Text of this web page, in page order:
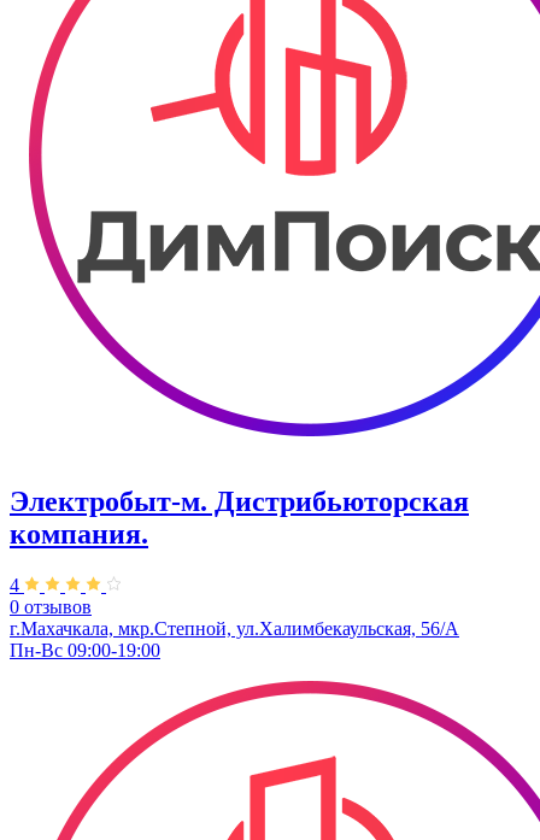
Электробыт-м. Дистрибьюторская
компания.
4
0 отзывов
г.Махачкала, мкр.Степной, ул.Халимбекаульская, 56/А
Пн-Вс 09:00-19:00